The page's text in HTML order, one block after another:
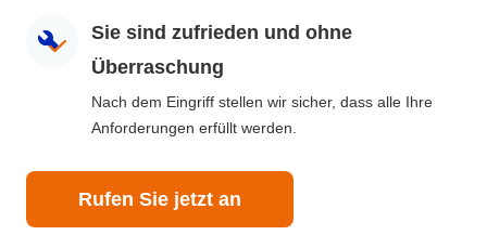
Sie sind zufrieden und ohne
Überraschung
Nach dem Eingriff stellen wir sicher, dass alle Ihre
Anforderungen erfüllt werden.
Rufen Sie jetzt an